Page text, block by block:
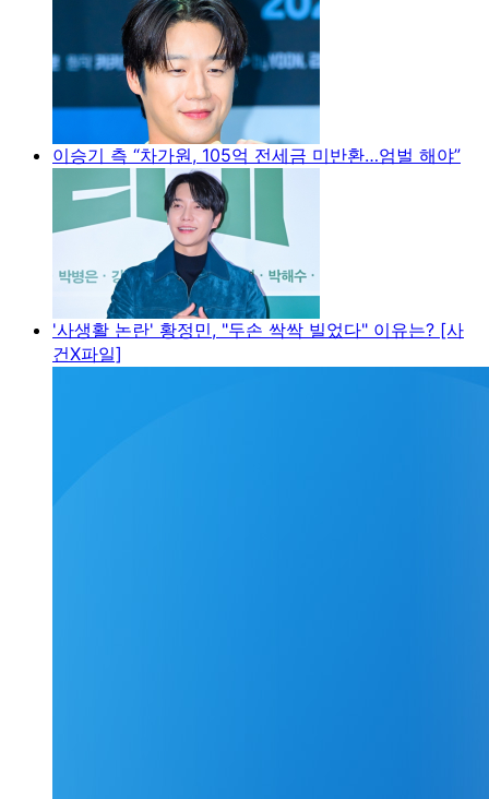
이승기 측 “차가원, 105억 전세금 미반환…엄벌 해야”
'사생활 논란' 황정민, "두손 싹싹 빌었다" 이유는? [사
건X파일]